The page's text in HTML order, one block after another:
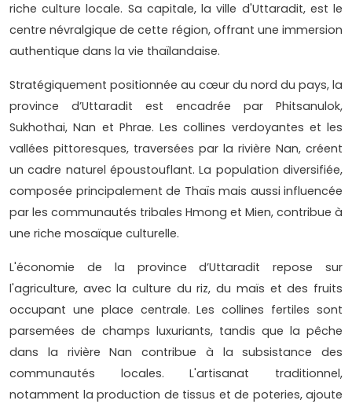
riche culture locale. Sa capitale, la ville d'Uttaradit, est le
centre névralgique de cette région, offrant une immersion
authentique dans la vie thaïlandaise.
Stratégiquement positionnée au cœur du nord du pays, la
province d’Uttaradit est encadrée par Phitsanulok,
Sukhothai, Nan et Phrae. Les collines verdoyantes et les
vallées pittoresques, traversées par la rivière Nan, créent
un cadre naturel époustouflant. La population diversifiée,
composée principalement de Thaïs mais aussi influencée
par les communautés tribales Hmong et Mien, contribue à
une riche mosaïque culturelle.
L'économie de la province d’Uttaradit repose sur
l'agriculture, avec la culture du riz, du maïs et des fruits
occupant une place centrale. Les collines fertiles sont
parsemées de champs luxuriants, tandis que la pêche
dans la rivière Nan contribue à la subsistance des
communautés locales. L'artisanat traditionnel,
notamment la production de tissus et de poteries, ajoute